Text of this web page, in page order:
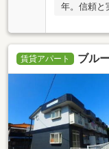
年。信頼と
賃貸アパート ブル